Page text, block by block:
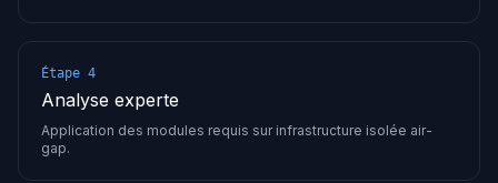
Étape 4
Analyse experte
Application des modules requis sur infrastructure isolée air-
gap.